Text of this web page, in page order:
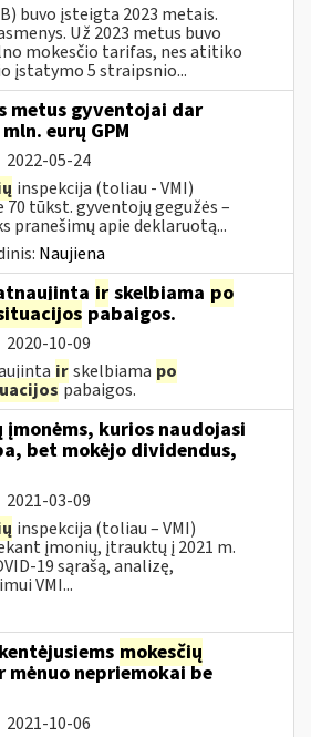
buvo įsteigta 2023 metais.
Už 2023 metus buvo
mokesčio tarifas, nes atitiko
įstatymo 5 straipsnio...
metus gyventojai dar
eurų GPM
2022-05-24
inspekcija (toliau - VMI)
tūkst. gyventojų gegužės –
pranešimų apie deklaruotą...
Naujiena
ir skelbiama po
pabaigos.
2020-10-09
irskelbiama po
pabaigos.
kurios naudojasi
bet mokėjo dividendus,
2021-03-09
inspekcija (toliau – VMI)
įmonių, įtrauktų į 2021 m.
19 sąrašą, analizę,
VMI...
mokesčių
mėnuo nepriemokai be
2021-10-06